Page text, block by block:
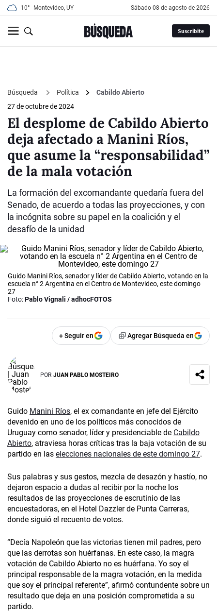
10° Montevideo, UY sábado 08 de agosto de 2026
Suscribite
Búsqueda Política
Cabildo Abierto
27 de octubre de 2024
El desplome de Cabildo Abierto
deja afectado a Manini Ríos,
que asume la “responsabilidad”
de la mala votación
La formación del excomandante quedaría fuera del
Senado, de acuerdo a todas las proyecciones, y con
la incógnita sobre su papel en la coalición y el
desafío de la unidad
Guido Manini Ríos, senador y líder de Cabildo Abierto, votando en la
escuela n° 2 Argentina en el Centro de Montevideo, este domingo
27
Foto:Pablo Vignali / adhocFOTOS
+ Seguir en Agregar Búsqueda en
POR JUAN PABLO MOSTEIRO
Guido Manini Ríos, el ex comandante en jefe del Ejército
devenido en uno de los políticos más conocidos de
Uruguay como senador, líder y presidenciable de Cabildo
Abierto, atraviesa horas críticas tras la baja votación de su
partido en las elecciones nacionales de este domingo 27.
Sus palabras y sus gestos, mezcla de desazón y hastío, no
dejaron espacio a dudas al recibir por la noche los
resultados de las proyecciones de escrutinio de las
encuestadoras, en el Hotel Dazzler de Punta Carreras,
donde siguió el recuento de votos.
“Decía Napoleón que las victorias tienen mil padres, pero
que las derrotas son huérfanas. En este caso, la magra
votación de Cabildo Abierto no es huérfana. Yo soy el
principal responsable de la magra votación, en la medida
que soy el principal referente”, afirmó contundente sobre un
resultado que deja en una posición comprometida a su
partido.